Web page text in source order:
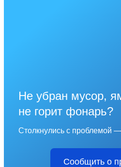
Не убран мусор,
не горит фонарь?
Столкнулись с проблемой
Сообщить о